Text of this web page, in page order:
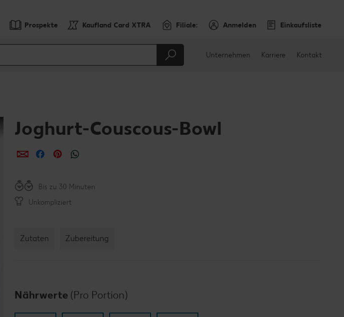
Prospekte Kaufland Card XTRA Filiale: Anmelden Einkaufsliste
Unternehmen Karriere Kontakt
Joghurt-Couscous-Bowl
per E-Mail teilen
per Facebook teilen
per Pinterest teilen
Bis zu 30 Minuten
Unkompliziert
Zutaten Zubereitung
Nährwerte (Pro Portion)